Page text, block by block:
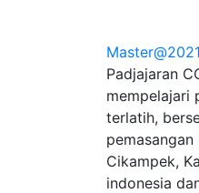
Master@2021
Padjajaran
mempelajari
terlatih,
Cikampek,
indonesia